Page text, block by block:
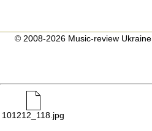
© 2008-2026 Music-review Ukraine
101212_118.jpg